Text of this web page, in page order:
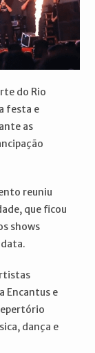
do Rio
festa e
as
reuniu
que ficou
shows
Encantus e
dança e